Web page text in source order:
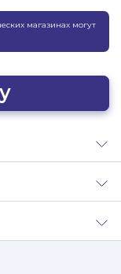
магазинах могут